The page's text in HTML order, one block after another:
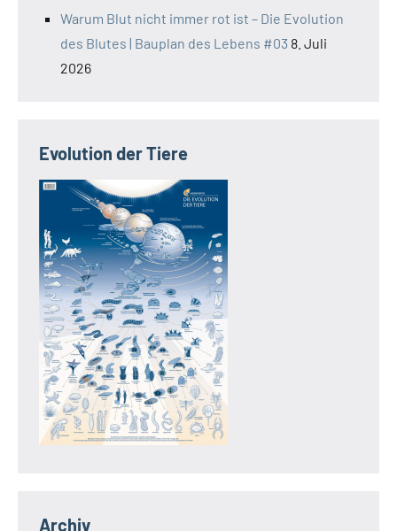
Warum Blut nicht immer rot ist – Die Evolution
des Blutes | Bauplan des Lebens #03 8. Juli
2026
Evolution der Tiere
Archiv